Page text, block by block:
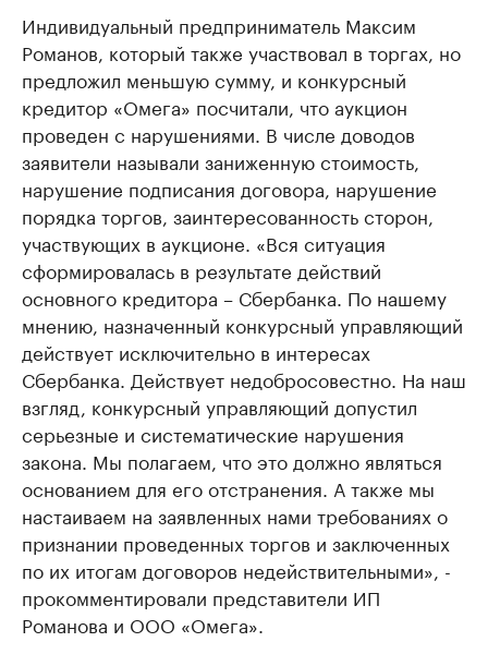
Индивидуальный предприниматель Максим
Романов, который также участвовал в торгах, но
предложил меньшую сумму, и конкурсный
кредитор «Омега» посчитали, что аукцион
проведен с нарушениями. В числе доводов
заявители называли заниженную стоимость,
нарушение подписания договора, нарушение
порядка торгов, заинтересованность сторон,
участвующих в аукционе. «Вся ситуация
сформировалась в результате действий
основного кредитора – Сбербанка. По нашему
мнению, назначенный конкурсный управляющий
действует исключительно в интересах
Сбербанка. Действует недобросовестно. На наш
взгляд, конкурсный управляющий допустил
серьезные и систематические нарушения
закона. Мы полагаем, что это должно являться
основанием для его отстранения. А также мы
настаиваем на заявленных нами требованиях о
признании проведенных торгов и заключенных
по их итогам договоров недействительными», -
прокомментировали представители ИП
Романова и ООО «Омега».